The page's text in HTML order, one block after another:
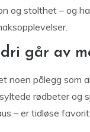
og stolthet – og
går av
noen pålegg som
rødbeter og
– er tidløse